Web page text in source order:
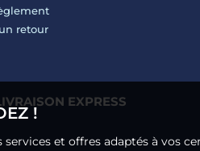
retour
EXPRESS
!
et offres adaptés à vos